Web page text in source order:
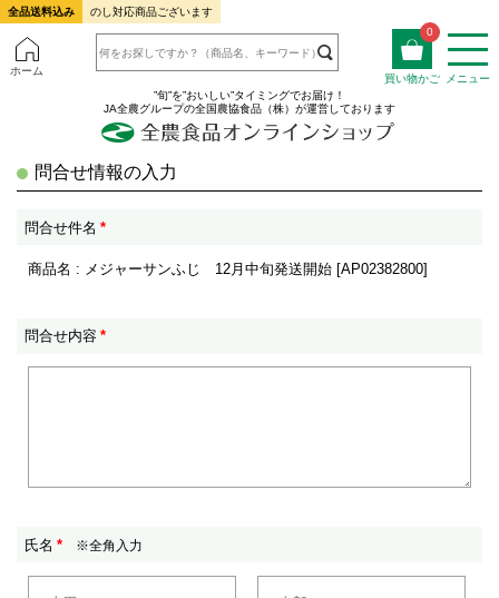
全品送料込み のし対応商品ございます
ホーム
0
買い物かご
メニュー
”旬”を”おいしい”タイミングでお届け！
JA全農グループの全国農協食品（株）が運営しております
問合せ情報の入力
問合せ件名 *
商品名 : メジャーサンふじ 12月中旬発送開始 [AP02382800]
問合せ内容 *
氏名 * ※全角入力